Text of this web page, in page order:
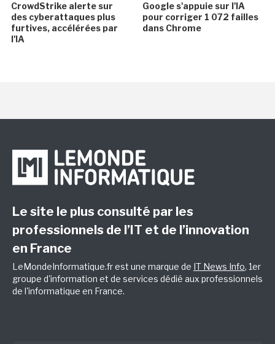
CrowdStrike alerte sur
des cyberattaques plus
furtives, accélérées par
l'IA
Google s'appuie sur l'IA
pour corriger 1 072 failles
dans Chrome
Le site le plus consulté par les
professionnels de l’IT et de l’innovation
en France
LeMondeInformatique.fr est une marque de IT News Info, 1er
groupe d'information et de services dédié aux professionnels
de l'informatique en France.